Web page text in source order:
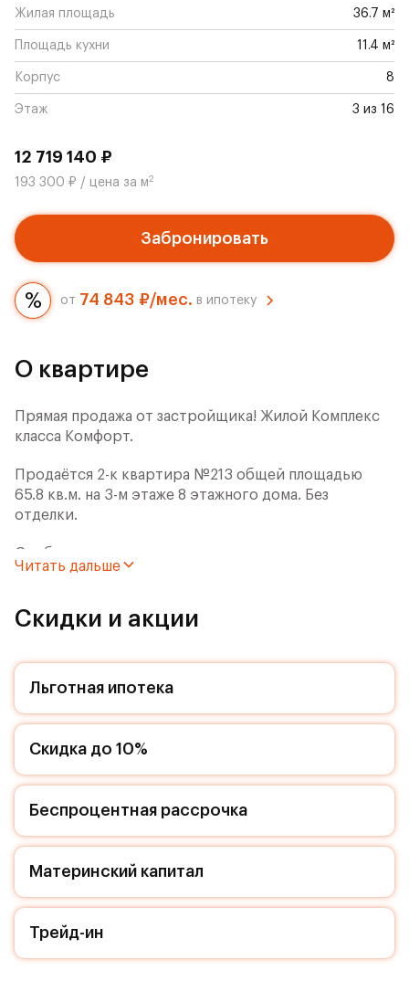
Жилая площадь 36.7 м²
Площадь кухни 11.4 м²
Корпус 8
Этаж 3 из 16
12 719 140 ₽
193 300 ₽ / цена за м2
Забронировать
от 74 843 ₽/мес. в ипотеку
О квартире
Прямая продажа от застройщика! Жилой Комплекс
класса Комфорт.
Продаётся 2-к квартира №213 общей площадью
65.8 кв.м. на 3-м этаже 8 этажного дома. Без
отделки.
Особенности:
Расположение комплекса:
Архитекторы позаботились, чтобы красота и
комфорт стали частью повседневной жизни жителя
Римского квартала. Входные группы индивидуальны,
однако в дизайне каждой угадывается итальянская
любовь к декоративности и качественным
отделочным материалам. Мы заботимся о свободном
пространстве в вашей квартире, поэтому наличие
кладовых позволит вам поддерживать идеальный
порядок и уют в вашей квартире! На нижнем уровне
комплекса проходят проезды, соединяющие весь
квартал и расположены парковки. Дизайн подземных
парковок с белоснежными колоннами вызывает
ассоциации с историческим культурным слоем
романской эпохи. Поэтому даже здесь вас не будет
покидать ощущение особого места. Кладовые
Читать дальше
Скидки и акции
Льготная ипотека
Скидка до 10%
Беспроцентная рассрочка
Материнский капитал
Трейд-ин